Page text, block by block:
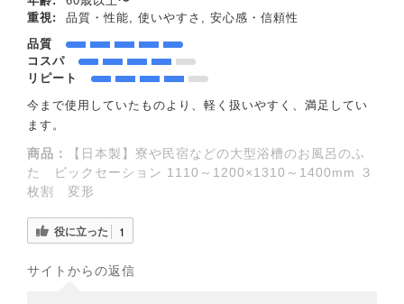
重視:
品質・性能, 使いやすさ, 安心感・信頼性
品質
コスパ
リピート
今まで使用していたものより、軽く扱いやすく、満足してい
ます。
商品：
【日本製】寮や民宿などの大型浴槽のお風呂のふ
た ビックセーション 1110～1200×1310～1400mm ３
枚割 変形
役に立った 1
サイトからの返信